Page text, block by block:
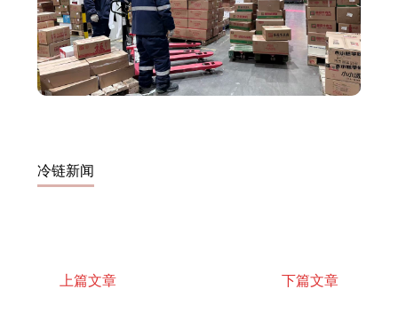
冷链新闻
上篇文章 下篇文章